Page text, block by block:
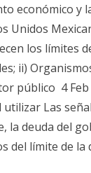
económico y
Unidos
los límites
ii)
público 4
Las
la deuda del
del límite de la